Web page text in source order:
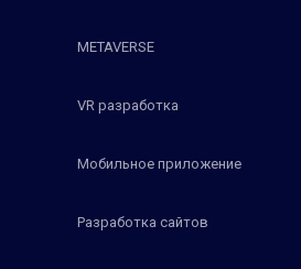
METAVERSE
VR разработка
Мобильное приложение
Разработка сайтов